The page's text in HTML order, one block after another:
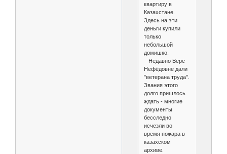
квартиру в
Казахстане.
Здесь на эти
деньги купили
только
небольшой
домишко.
Недавно Вере
Нефёдовне дали
"ветерана труда".
Звания этого
долго пришлось
ждать - многие
документы
бесследно
исчезли во
время пожара в
казахском
архиве.